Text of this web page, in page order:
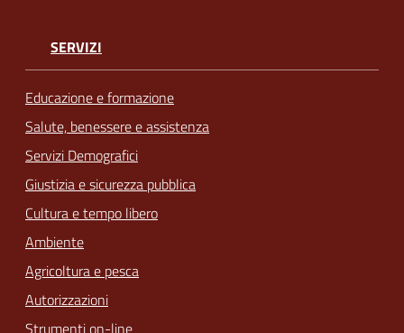
SERVIZI
Educazione e formazione
Salute, benessere e assistenza
Servizi Demografici
Giustizia e sicurezza pubblica
Cultura e tempo libero
Ambiente
Agricoltura e pesca
Autorizzazioni
Strumenti on-line